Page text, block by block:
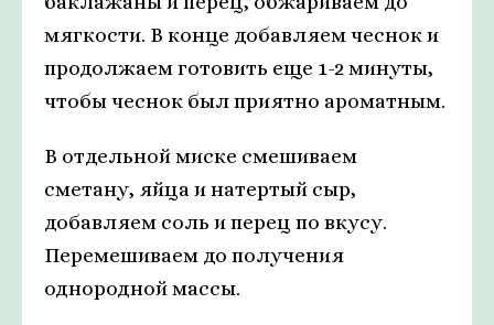
мягкости. В конце добавляем чеснок и
продолжаем готовить еще 1-2 минуты,
чтобы чеснок был приятно ароматным.
В отдельной миске смешиваем
сметану, яйца и натертый сыр,
добавляем соль и перец по вкусу.
Перемешиваем до получения
однородной массы.